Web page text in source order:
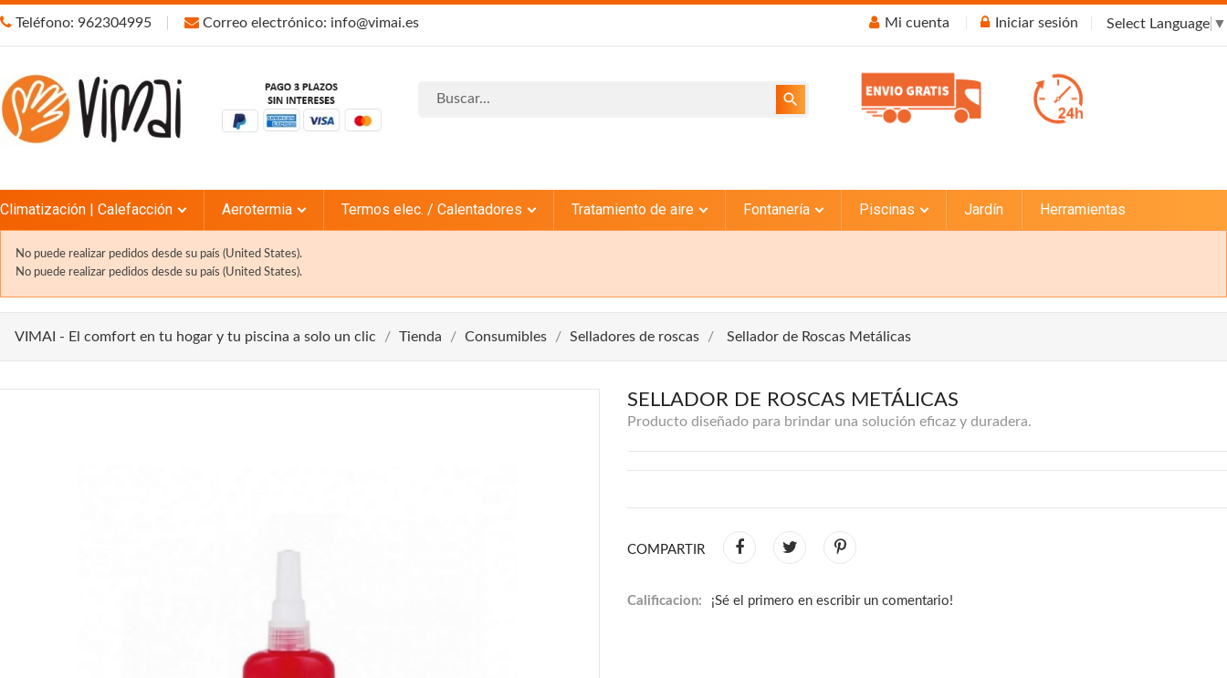
Teléfono: 962304995 Correo electrónico: info@vimai.es Mi cuenta Iniciar sesión Select Language ▼
search
Climatización | Calefacción Aerotermia Termos elec. / Calentadores Tratamiento de aire Fontanería Piscinas Jardín Herramientas
No puede realizar pedidos desde su país (United States).
No puede realizar pedidos desde su país (United States).
VIMAI - El comfort en tu hogar y tu piscina a solo un clic Tienda Consumibles Selladores de roscas Sellador de Roscas Metálicas
SELLADOR DE ROSCAS METÁLICAS
Producto diseñado para brindar una solución eficaz y duradera.
COMPARTIR
Calificacion: ¡Sé el primero en escribir un comentario!